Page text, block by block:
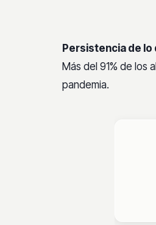
Persistencia de lo
Más del 91% de los
pandemia.